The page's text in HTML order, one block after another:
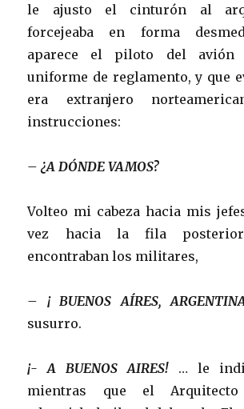
le ajusto el cinturón al
forcejeaba en forma
aparece el piloto del avión
uniforme de reglamento, y que
era extranjero
instrucciones:
– ¿A DÓNDE VAMOS?
Volteo mi cabeza hacia mis
vez hacia la fila
encontraban los militares,
– ¡ BUENOS AÍRES,
susurro.
¡- A BUENOS AIRES!
… le
mientras que el